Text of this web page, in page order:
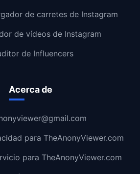
de carretes de Instagram
de vídeos de Instagram
de Influencers
Acerca de
para TheAnonyViewer.com
para TheAnonyViewer.com